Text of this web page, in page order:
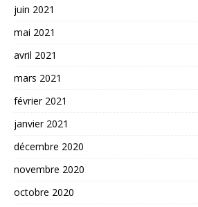
juin 2021
mai 2021
avril 2021
mars 2021
février 2021
janvier 2021
décembre 2020
novembre 2020
octobre 2020